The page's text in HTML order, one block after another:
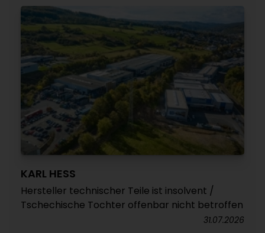
KARL HESS
Hersteller technischer Teile ist insolvent /
Tschechische Tochter offenbar nicht betroffen
31.07.2026